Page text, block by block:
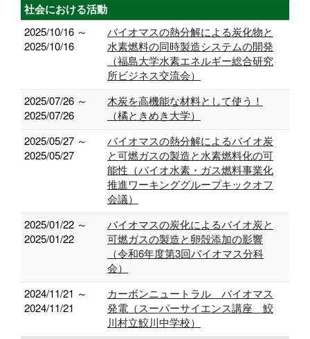
社会における活動
2025/10/16 ～
2025/10/16
バイオマスの熱分解による炭化物と
水素燃料の同時製造システムの開発
（福島大学水素エネルギー総合研究
所ビジネス交流会）
2025/07/26 ～
2025/07/26
木炭を高機能な材料として使う！
（橘ときめき大学）
2025/05/27 ～
2025/05/27
バイオマスの熱分解によるバイオ炭
と可燃ガスの製造と水素燃料化の可
能性（バイオ水素・ガス燃料事業化
推進ワーキンググループキックオフ
会議）
2025/01/22 ～
2025/01/22
バイオマスの炭化によるバイオ炭と
可燃ガスの製造と卵殻添加の影響
（令和6年度第3回バイオマス分科
会）
2024/11/21 ～
2024/11/21
カーボンニュートラル バイオマス
発電（スーパーサイエンス講座 鮫
川村立鮫川中学校）